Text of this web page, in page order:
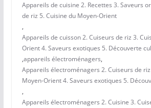
Appareils de cuisine 2. Recettes 3. Saveurs
de riz 5. Cuisine du Moyen-Orient
,
Appareils de cuisson 2. Cuiseurs de riz 3.
Orient 4. Saveurs exotiques 5. Découverte
,appareils électroménagers,
Appareils électroménagers 2. Cuiseurs de
Moyen-Orient 4. Saveurs exotiques 5.
,
Appareils électroménagers 2. Cuisine 3.